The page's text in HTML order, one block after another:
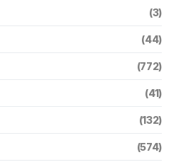
(3)
(44)
(772)
(41)
(132)
(574)